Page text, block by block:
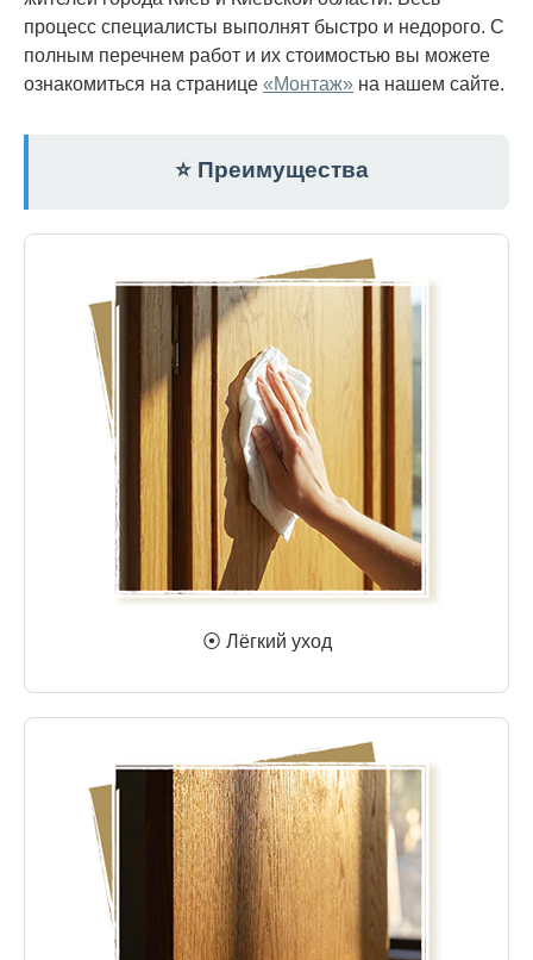
процесс специалисты выполнят быстро и недорого. С
полным перечнем работ и их стоимостью вы можете
ознакомиться на странице «Монтаж» на нашем сайте.
⭐ Преимущества
⦿ Лёгкий уход